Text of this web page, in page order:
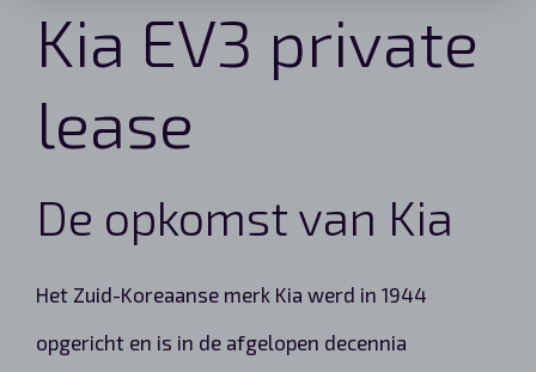
Kia EV3 private
lease
De opkomst van Kia
Het Zuid-Koreaanse merk Kia werd in 1944
opgericht en is in de afgelopen decennia